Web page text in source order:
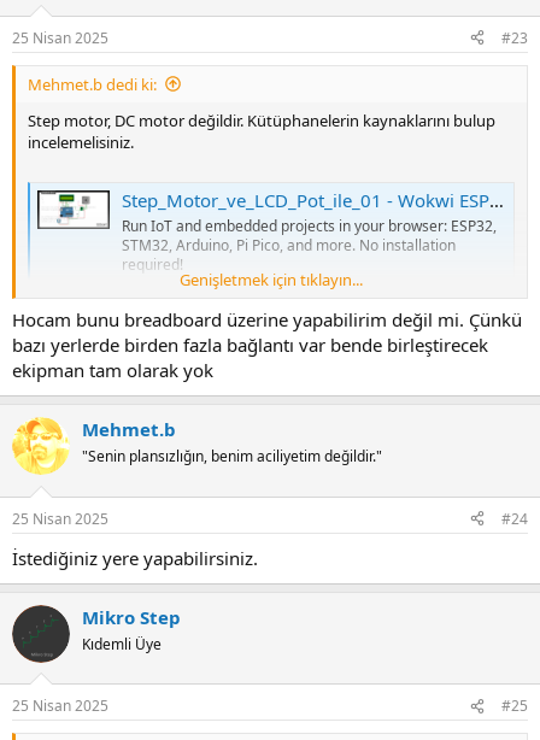
s
:
25 Nisan 2025 #23
Mehmet.b dedi ki:
Step motor, DC motor değildir. Kütüphanelerin kaynaklarını bulup
incelemelisiniz.
Step_Motor_ve_LCD_Pot_ile_01 - Wokwi ESP32, STM32, Arduino Simulator
Run IoT and embedded projects in your browser: ESP32,
STM32, Arduino, Pi Pico, and more. No installation
required!
wokwi.comGenişletmek için tıklayın...
Hocam bunu breadboard üzerine yapabilirim değil mi. Çünkü
bazı yerlerde birden fazla bağlantı var bende birleştirecek
ekipman tam olarak yok
Mehmet.b
"Senin plansızlığın, benim aciliyetim değildir."
25 Nisan 2025 #24
İstediğiniz yere yapabilirsiniz.
Mikro Step
Kıdemli Üye
25 Nisan 2025 #25